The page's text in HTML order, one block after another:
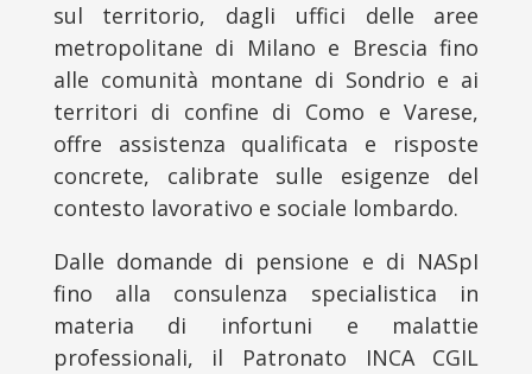
sul territorio, dagli uffici delle aree
metropolitane di Milano e Brescia fino
alle comunità montane di Sondrio e ai
territori di confine di Como e Varese,
offre assistenza qualificata e risposte
concrete, calibrate sulle esigenze del
contesto lavorativo e sociale lombardo.
Dalle domande di pensione e di NASpI
fino alla consulenza specialistica in
materia di infortuni e malattie
professionali, il Patronato INCA CGIL